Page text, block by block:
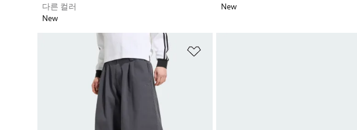
다른 컬러
New
New